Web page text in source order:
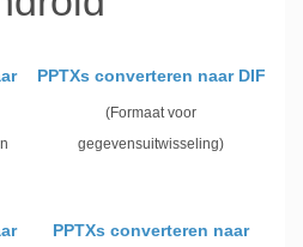
PPTXs converteren naar DIF
(Formaat voor
gegevensuitwisseling)
PPTXs converteren naar